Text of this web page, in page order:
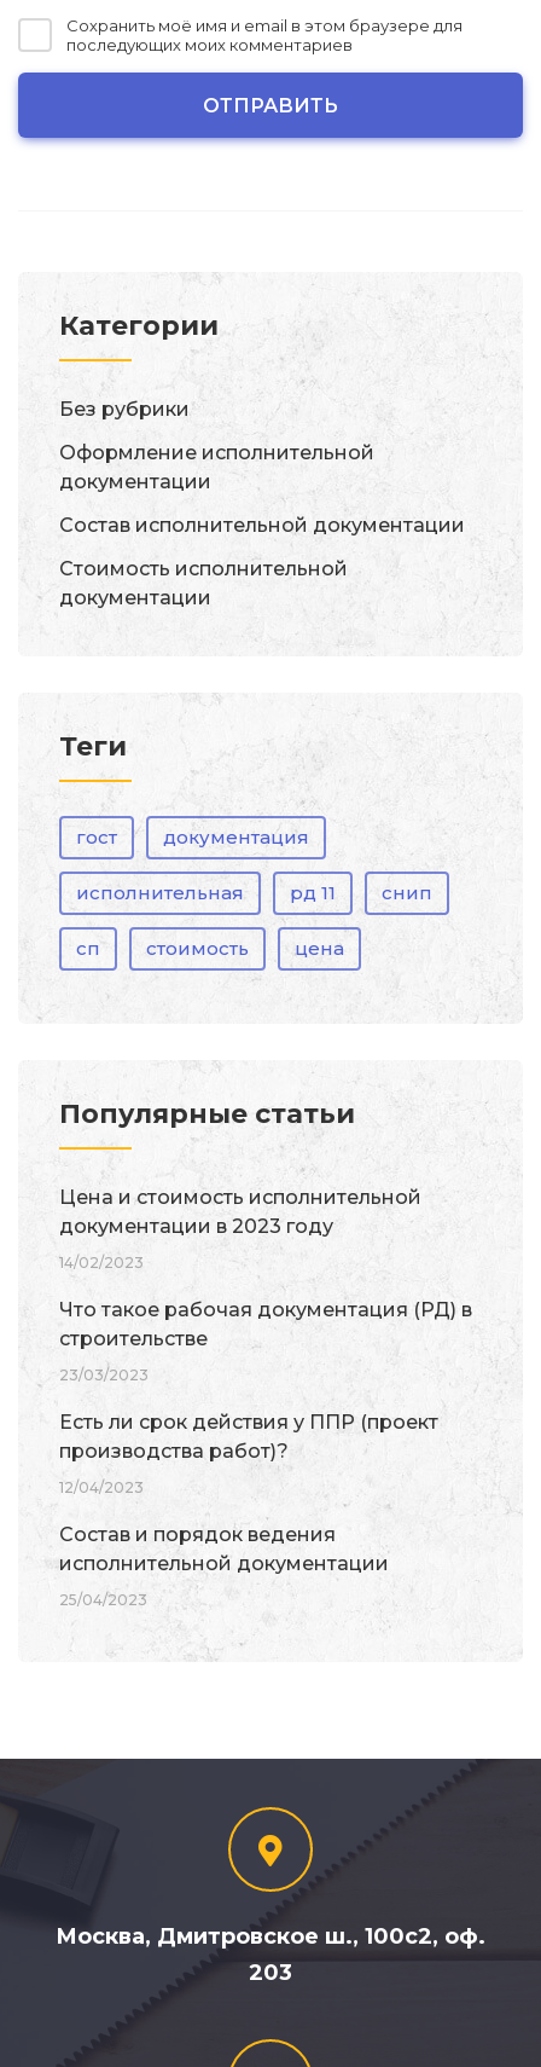
Сохранить моё имя и email в этом браузере для
последующих моих комментариев
Категории
Без рубрики
Оформление исполнительной
документации
Состав исполнительной документации
Стоимость исполнительной
документации
Теги
гост документация
исполнительная рд 11 снип
сп стоимость цена
Популярные статьи
Цена и стоимость исполнительной
документации в 2023 году
14/02/2023
Что такое рабочая документация (РД) в
строительстве
23/03/2023
Есть ли срок действия у ППР (проект
производства работ)?
12/04/2023
Состав и порядок ведения
исполнительной документации
25/04/2023
Москва, Дмитровское ш., 100с2, оф.
203